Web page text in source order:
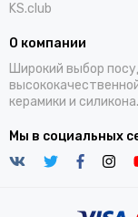
KS.club
О компании
Широкий выбор
керамики и силикона.
Мы в социальных